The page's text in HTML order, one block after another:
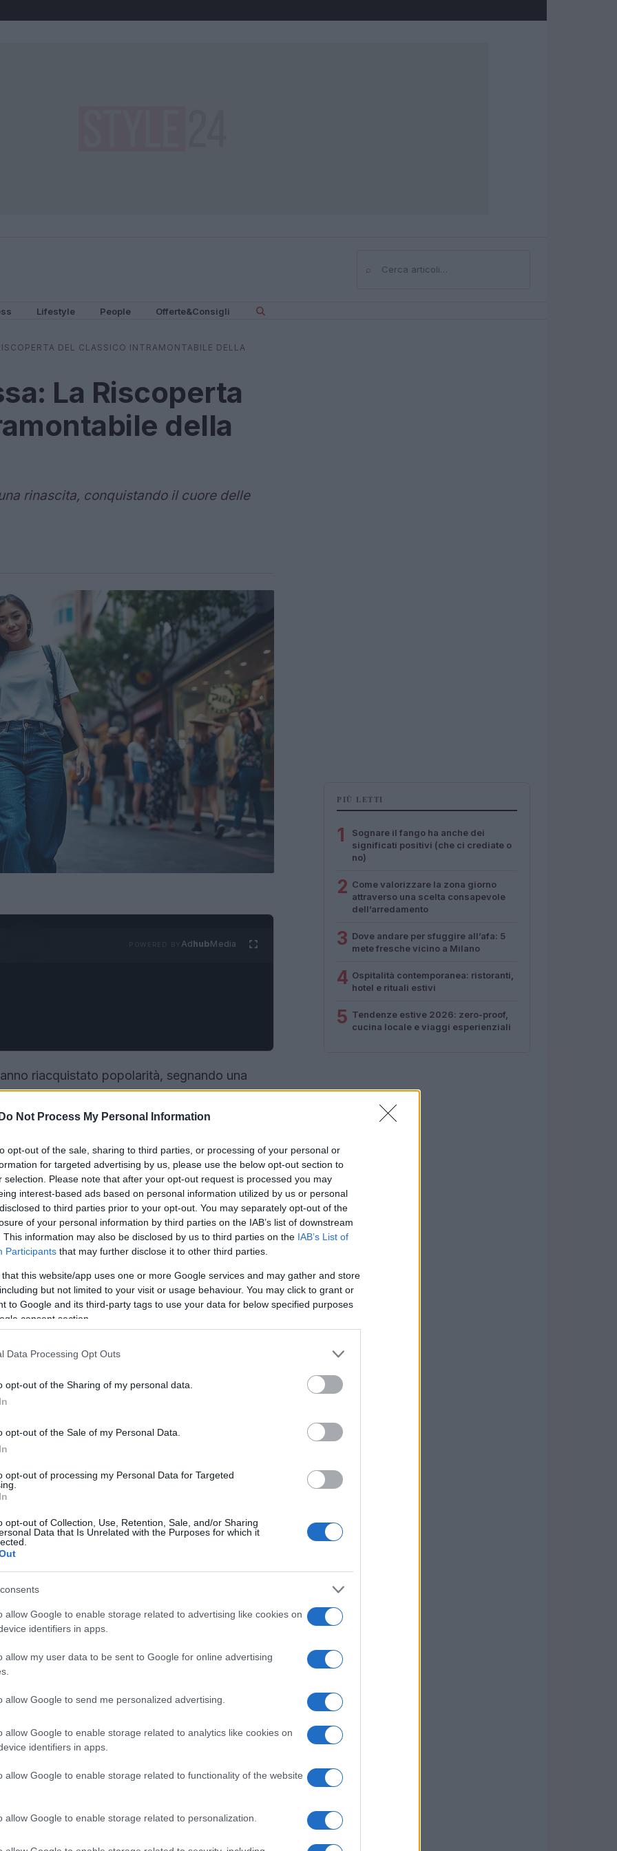
Do Not Process My Personal Information
opt-out of the sale, sharing to third parties, or processing of your personal or
for targeted advertising by us, please use the below opt-out section to
selection. Please note that after your opt-out request is processed you may
interest-based ads based on personal information utilized by us or personal
to third parties prior to your opt-out. You may separately opt-out of the
of your personal information by third parties on the IAB’s list of downstream
This information may also be disclosed by us to third parties on the IAB’s List of
Participants that may further disclose it to other third parties.
that this website/app uses one or more Google services and may gather and store
but not limited to your visit or usage behaviour. You may click to grant or
to Google and its third-party tags to use your data for below specified purposes
consent section.
Data Processing Opt Outs
opt-out of the Sharing of my personal data.
opt-out of the Sale of my Personal Data.
opt-out of processing my Personal Data for Targeted
opt-out of Collection, Use, Retention, Sale, and/or Sharing
Data that Is Unrelated with the Purposes for which it
allow Google to enable storage related to advertising like cookies on
identifiers in apps.
allow my user data to be sent to Google for online advertising
allow Google to send me personalized advertising.
allow Google to enable storage related to analytics like cookies on
identifiers in apps.
allow Google to enable storage related to functionality of the website
allow Google to enable storage related to personalization.
⌕Cerca
Lifestyle People Offerte&Consigli
DEL CLASSICO INTRAMONTABILE DELLA
La Riscoperta
della
rinascita, conquistando il cuore delle
AdhubMedia
riacquistato popolarità, segnando una
stile iconico, che ha caratterizzato
il suo ritorno sulle passerelle di tutto il
e comode, perfino nella silhouette
interesse per questo trend, come
e delle visualizzazioni su TikTok con
ai low rise
origini neibumster , un’innovazione creativa
stilista britannico ha presentato per la
collezione memorabile al Ritz di Londra
McQueen ha sfidato le convenzioni con
caratterizzati da una vita così bassa da
creativo attuale di McQueen, Seàn
questa audace creazione, riportando i
bumsterper un anno prima di trovare il
Questo revival non rappresenta solo un
di reinterpretare la silhouette in chiave
di appassionati di moda.
PIÙ LETTI
1
Sognare il fango ha anche dei
significati positivi (che ci crediate o
no)
2 Come valorizzare la zona giorno
attraverso una scelta consapevole
dell’arredamento
3 Dove andare per sfuggire all’afa: 5
mete fresche vicino a Milano
4 Ospitalità contemporanea: ristoranti,
hotel e rituali estivi
5 Tendenze estive 2026: zero-proof,
cucina locale e viaggi esperienziali